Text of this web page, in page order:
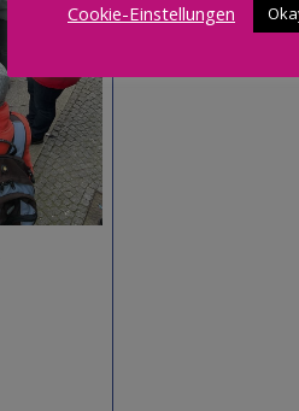
Cookie-Einstellungen